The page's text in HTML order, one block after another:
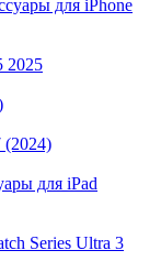
для iPhone
2025
(2024)
для iPad
Series Ultra 3